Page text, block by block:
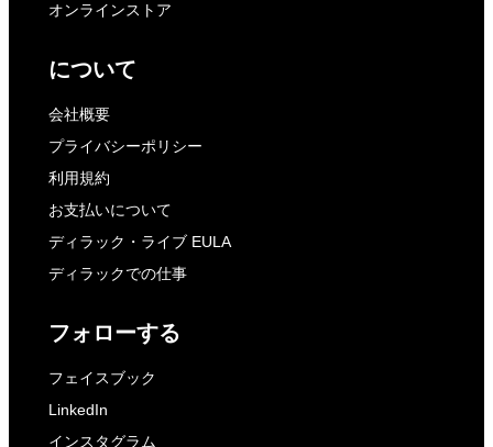
オンラインストア
について
会社概要
プライバシーポリシー
利用規約
お支払いについて
ディラック・ライブ EULA
ディラックでの仕事
フォローする
フェイスブック
LinkedIn
インスタグラム